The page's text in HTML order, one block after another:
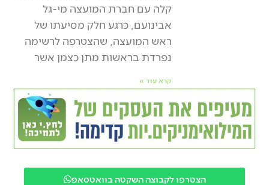
קלה עם חברת המועצה מי-גל
אבינועם, כרגע חלק מסיעתו של
ראש המועצה, שהצטרפה לרשימה
נפרדת בראשות מתן כצמן אשר
קרא עוד »
הצטרפו לקבוצה השקטה בוואטסאפ